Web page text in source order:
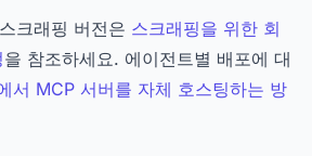
크래핑 버전은 스크래핑을 위한 회
을 참조하세요. 에이전트별 배포에 대
서 MCP 서버를 자체 호스팅하는 방